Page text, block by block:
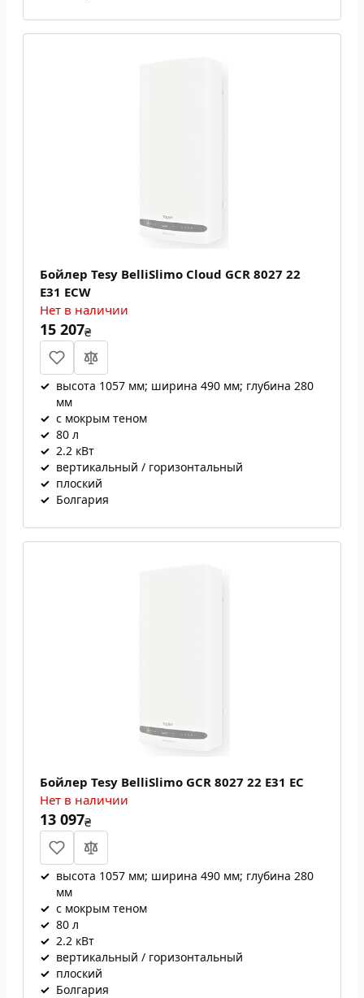
Бойлер Tesy BelliSlimo Cloud GCR 8027 22
E31 ECW
Нет в наличии
15 207₴
✓ высота 1057 мм; ширина 490 мм; глубина 280
мм
✓ с мокрым теном
✓ 80 л
✓ 2.2 кВт
✓ вертикальный / горизонтальный
✓ плоский
✓ Болгария
Бойлер Tesy BelliSlimo GCR 8027 22 E31 EC
Нет в наличии
13 097₴
✓ высота 1057 мм; ширина 490 мм; глубина 280
мм
✓ с мокрым теном
✓ 80 л
✓ 2.2 кВт
✓ вертикальный / горизонтальный
✓ плоский
✓ Болгария